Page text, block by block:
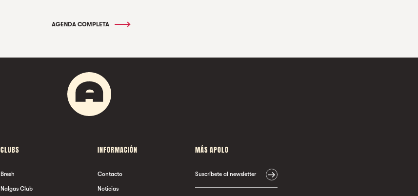
AGENDA COMPLETA
CLUBS
Bresh
Nalgas Club
INFORMACIÓN
Contacto
Noticias
MÁS APOLO
Suscríbete al newsletter